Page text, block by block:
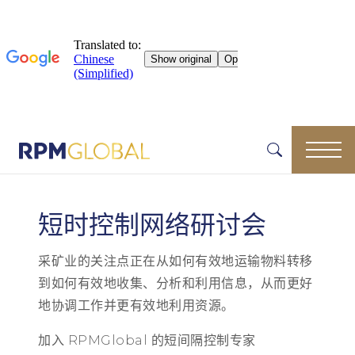
短时控制网络研讨会
采矿业的关注点正在从如何有效地运输物料转移
到如何有效地收集、分析和利用信息，从而更好
地协调工作并更有效地利用资源。
加入 RPMGlobal 的短间隔控制专家